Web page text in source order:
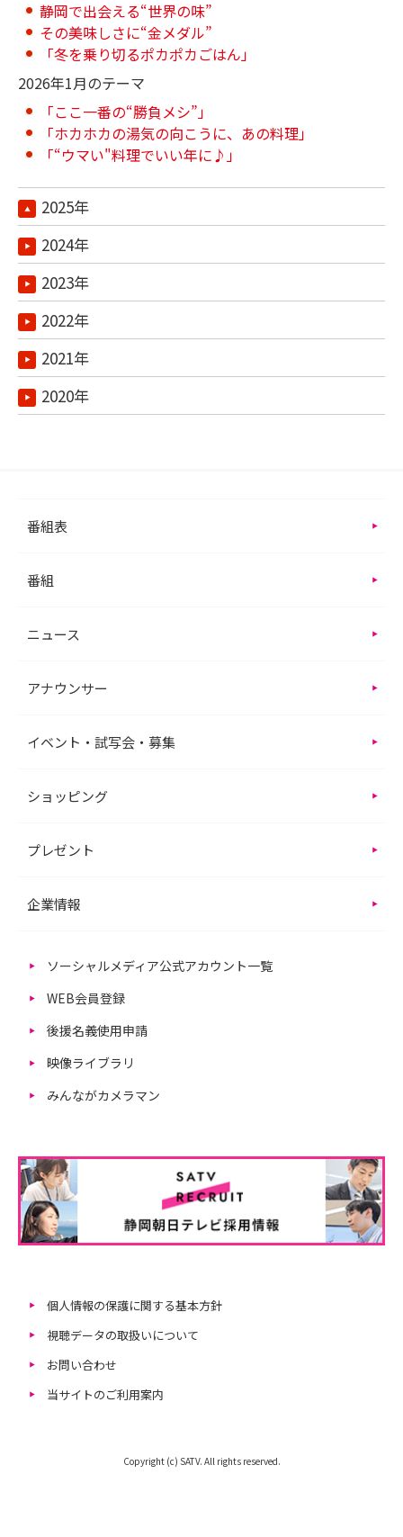
静岡で出会える“世界の味”
その美味しさに“金メダル”
「冬を乗り切るポカポカごはん」
2026年1月のテーマ
「ここ一番の“勝負メシ”」
「ホカホカの湯気の向こうに、あの料理」
「“ウマい"料理でいい年に♪」
2025年
2024年
2023年
2022年
2021年
2020年
番組表
番組
ニュース
アナウンサー
イベント・試写会・募集
ショッピング
プレゼント
企業情報
ソーシャルメディア公式アカウント一覧
WEB会員登録
後援名義使用申請
映像ライブラリ
みんながカメラマン
個人情報の保護に関する基本方針
視聴データの取扱いについて
お問い合わせ
当サイトのご利用案内
Copyright (c) SATV. All rights reserved.